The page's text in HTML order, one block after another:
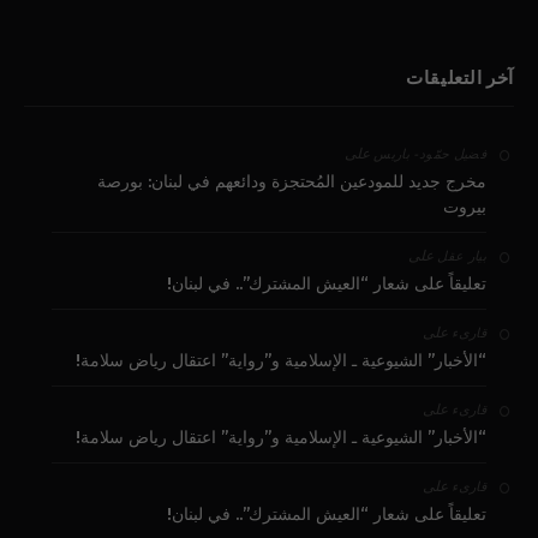
آخر التعليقات
فضيل حمّود - باريس على
مخرج جديد للمودعين المُحتجزة ودائعهم في لبنان: بورصة
بيروت
بيار عقل على
تعليقاً على شعار “العيش المشترك”.. في لبنان!
قارىء على
“الأخبار” الشيوعية ـ الإسلامية و”رواية” اعتقال رياض سلامة!
قارىء على
“الأخبار” الشيوعية ـ الإسلامية و”رواية” اعتقال رياض سلامة!
قارىء على
تعليقاً على شعار “العيش المشترك”.. في لبنان!